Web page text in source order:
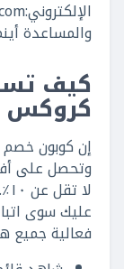
الإلكتروني:
والمساعدة
كيف
كروكس
إن كوبون
وتحصل على
عليك سوى
فعالية جميع